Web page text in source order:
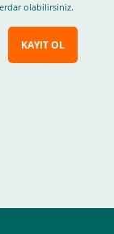
olabilirsiniz.
KAYIT OL